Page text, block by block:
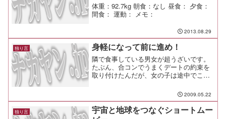
体重：92.7kg 朝食：なし 昼食： 夕食：
間食： 運動： メモ：
2013.08.29
独り言 身軽になって前に進め！
隣で食事している男女が超うざいです。
たぶん、合コンでうまくデートの約束を
取り付けたんだが、女の子は途中でこの
今の彼氏の話とかしだしちゃったもんだ
から、その男の会話は現彼氏の不満点を
掘り下げる点に終始してい...
2009.05.22
独り言
宇宙と地球をつなぐショートムー